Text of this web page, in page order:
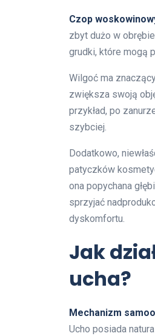
Czop
zbyt dużo w
grudki, które mogą
Wilgoć ma
zwiększa swoją
przykład, po
szybciej.
Dodatkowo,
patyczków
ona popychana
sprzyjać
dyskomfortu.
Jak
ucha?
Mechanizm
Ucho posiada